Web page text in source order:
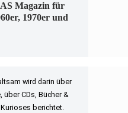
Magazin für
1970er und
wird darin über
über CDs, Bücher &
berichtet.